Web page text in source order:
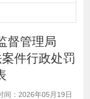
督管理局
案件行政处罚
间：2026年05月19日